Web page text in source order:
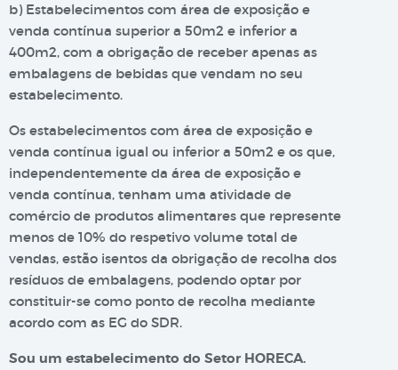
b) Estabelecimentos com área de exposição e
venda contínua superior a 50m2 e inferior a
400m2, com a obrigação de receber apenas as
embalagens de bebidas que vendam no seu
estabelecimento.
Os estabelecimentos com área de exposição e
venda contínua igual ou inferior a 50m2 e os que,
independentemente da área de exposição e
venda contínua, tenham uma atividade de
comércio de produtos alimentares que represente
menos de 10% do respetivo volume total de
vendas, estão isentos da obrigação de recolha dos
resíduos de embalagens, podendo optar por
constituir-se como ponto de recolha mediante
acordo com as EG do SDR.
Sou um estabelecimento do Setor HORECA.